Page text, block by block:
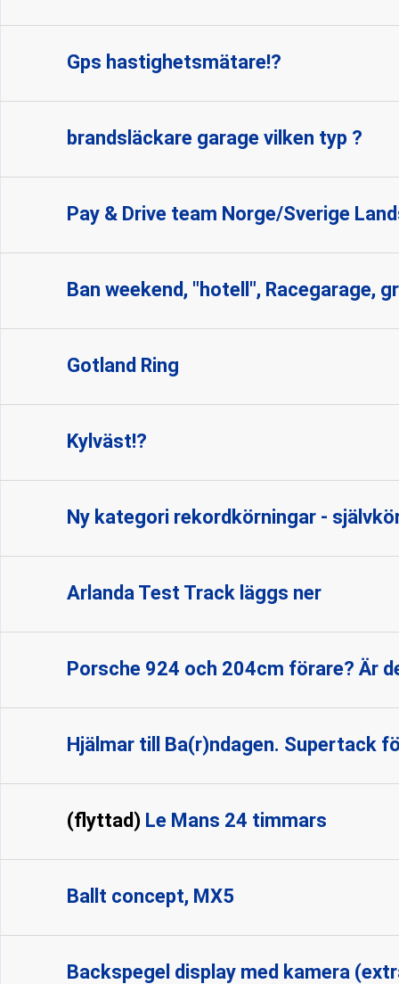
Gps hastighetsmätare!?
brandsläckare garage vilken typ ?
Pay & Drive team Norge/Sverige
Ban weekend, "hotell", Racegarage,
Gotland Ring
Kylväst!?
Ny kategori rekordkörningar -
Arlanda Test Track läggs ner
Porsche 924 och 204cm förare? Är
Hjälmar till Ba(r)ndagen. Supertack
(flyttad) Le Mans 24 timmars
Ballt concept, MX5
Backspegel display med kamera